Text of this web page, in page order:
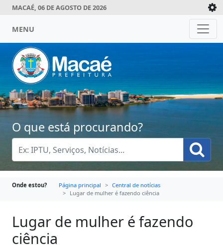
MACAÉ, 06 DE AGOSTO DE 2026
MENU
O que está procurando?
Onde estou? Página principal
Central de notícias
Lugar de mulher é fazendo ciência
Lugar de mulher é fazendo
ciência